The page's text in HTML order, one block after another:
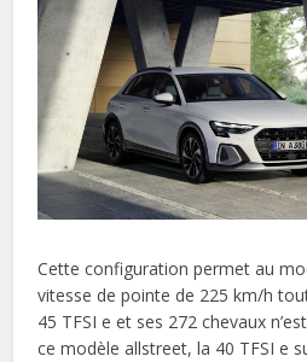
Cette configuration permet au
vitesse de pointe de 225 km/h
45 TFSI e et ses 272 chevaux
ce modèle allstreet, la 40 TFSI e